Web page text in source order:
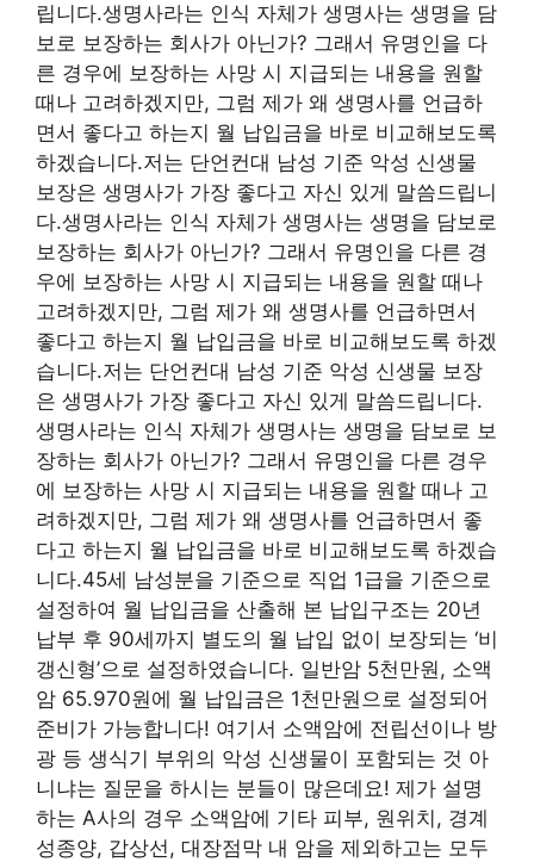
립니다.생명사라는 인식 자체가 생명사는 생명을 담
보로 보장하는 회사가 아닌가? 그래서 유명인을 다
른 경우에 보장하는 사망 시 지급되는 내용을 원할
때나 고려하겠지만, 그럼 제가 왜 생명사를 언급하
면서 좋다고 하는지 월 납입금을 바로 비교해보도록
하겠습니다.저는 단언컨대 남성 기준 악성 신생물
보장은 생명사가 가장 좋다고 자신 있게 말씀드립니
다.생명사라는 인식 자체가 생명사는 생명을 담보로
보장하는 회사가 아닌가? 그래서 유명인을 다른 경
우에 보장하는 사망 시 지급되는 내용을 원할 때나
고려하겠지만, 그럼 제가 왜 생명사를 언급하면서
좋다고 하는지 월 납입금을 바로 비교해보도록 하겠
습니다.저는 단언컨대 남성 기준 악성 신생물 보장
은 생명사가 가장 좋다고 자신 있게 말씀드립니다.
생명사라는 인식 자체가 생명사는 생명을 담보로 보
장하는 회사가 아닌가? 그래서 유명인을 다른 경우
에 보장하는 사망 시 지급되는 내용을 원할 때나 고
려하겠지만, 그럼 제가 왜 생명사를 언급하면서 좋
다고 하는지 월 납입금을 바로 비교해보도록 하겠습
니다.45세 남성분을 기준으로 직업 1급을 기준으로
설정하여 월 납입금을 산출해 본 납입구조는 20년
납부 후 90세까지 별도의 월 납입 없이 보장되는 ‘비
갱신형’으로 설정하였습니다. 일반암 5천만원, 소액
암 65.970원에 월 납입금은 1천만원으로 설정되어
준비가 가능합니다! 여기서 소액암에 전립선이나 방
광 등 생식기 부위의 악성 신생물이 포함되는 것 아
니냐는 질문을 하시는 분들이 많은데요! 제가 설명
하는 A사의 경우 소액암에 기타 피부, 원위치, 경계
성종양, 갑상선, 대장점막 내 암을 제외하고는 모두